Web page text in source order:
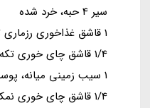
سیر 4 حبه، خرد شده
1 قاشق غذاخوری رزماری تازه چرخ شده
1/4 قاشق چای خوری تکه های فلفل قرمز
1 سیب زمینی میانه، پوست کنده و حبه ای خرد شده
1/4 قاشق چای خوری نمک